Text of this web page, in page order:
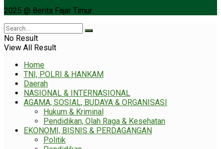
2025 @ Berita Fajar Timur
No Result
View All Result
Home
TNI, POLRI & HANKAM
Daerah
NASIONAL & INTERNASIONAL
AGAMA, SOSIAL, BUDAYA & ORGANISASI
Hukum & Kriminal
Pendidikan, Olah Raga & Kesehatan
EKONOMI, BISNIS & PERDAGANGAN
Politik